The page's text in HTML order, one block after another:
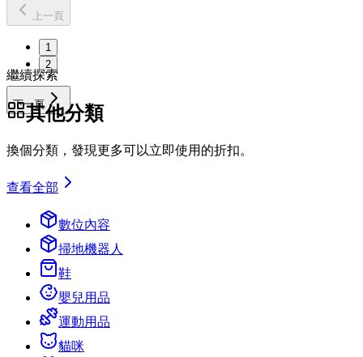
上一頁
1
2
下一頁
繼續探索
其他分類
換個分類，發現更多可以立即使用的折扣。
查看全部
數位內容
掃地機器人
鞋
嬰兒用品
運動用品
貓咪